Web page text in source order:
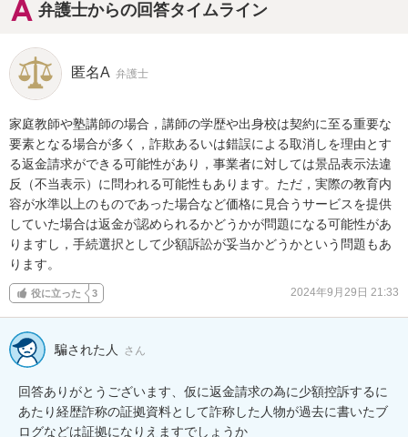
弁護士からの回答タイムライン
匿名A 弁護士
家庭教師や塾講師の場合，講師の学歴や出身校は契約に至る重要な
要素となる場合が多く，詐欺あるいは錯誤による取消しを理由とす
る返金請求ができる可能性があり，事業者に対しては景品表示法違
反（不当表示）に問われる可能性もあります。ただ，実際の教育内
容が水準以上のものであった場合など価格に見合うサービスを提供
していた場合は返金が認められるかどうかが問題になる可能性があ
りますし，手続選択として少額訴訟が妥当かどうかという問題もあ
ります。
役に立った 3 2024年9月29日 21:33
騙された人 さん
回答ありがとうございます、仮に返金請求の為に少額控訴するに
あたり経歴詐称の証拠資料として詐称した人物が過去に書いたブ
ログなどは証拠になりえますでしょうか